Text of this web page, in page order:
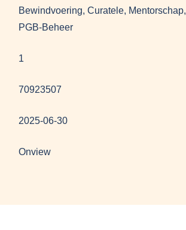
Bewindvoering, Curatele, Mentorschap,
PGB-Beheer
1
70923507
2025-06-30
Onview